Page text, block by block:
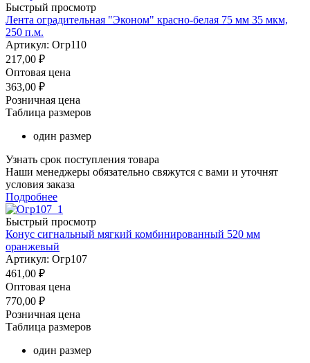
Быстрый просмотр
Лента оградительная "Эконом" красно-белая 75 мм 35 мкм,
250 п.м.
Артикул: Огр110
217,00 ₽
Оптовая цена
363,00 ₽
Розничная цена
Таблица размеров
один размер
Узнать срок поступления товара
Наши менеджеры обязательно свяжутся с вами и уточнят
условия заказа
Подробнее
Быстрый просмотр
Конус сигнальный мягкий комбинированный 520 мм
оранжевый
Артикул: Огр107
461,00 ₽
Оптовая цена
770,00 ₽
Розничная цена
Таблица размеров
один размер